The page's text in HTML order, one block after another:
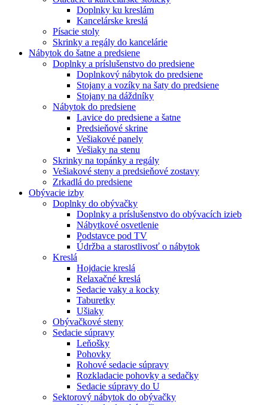
Doplnky ku kreslám
Kancelárske kreslá
Písacie stoly
Skrinky a regály do kancelárie
Nábytok do šatne a predsiene
Doplnky a príslušenstvo do predsiene
Doplnkový nábytok do predsiene
Stojany a vozíky na šaty do predsiene
Stojany na dáždníky
Nábytok do predsiene
Lavice do predsiene a šatne
Predsieňové skrine
Vešiakové panely
Vešiaky na stenu
Skrinky na topánky a regály
Vešiakové steny a predsieňové zostavy
Zrkadlá do predsiene
Obývacie izby
Doplnky do obývačky
Doplnky a príslušenstvo do obývacích izieb
Nábytkové osvetlenie
Podstavce pod TV
Údržba a starostlivosť o nábytok
Kreslá
Hojdacie kreslá
Relaxačné kreslá
Sedacie vaky a kocky
Taburetky
Ušiaky
Obývačkové steny
Sedacie súpravy
Leňošky
Pohovky
Rohové sedacie súpravy
Rozkladacie pohovky a sedačky
Sedacie súpravy do U
Sektorový nábytok do obývačky